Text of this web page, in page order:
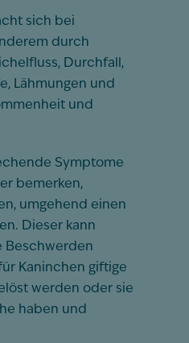
sich bei
durch
Durchfall,
Lähmungen und
und
Symptome
bemerken,
umgehend einen
Dieser kann
Beschwerden
Kaninchen giftige
werden oder sie
haben und